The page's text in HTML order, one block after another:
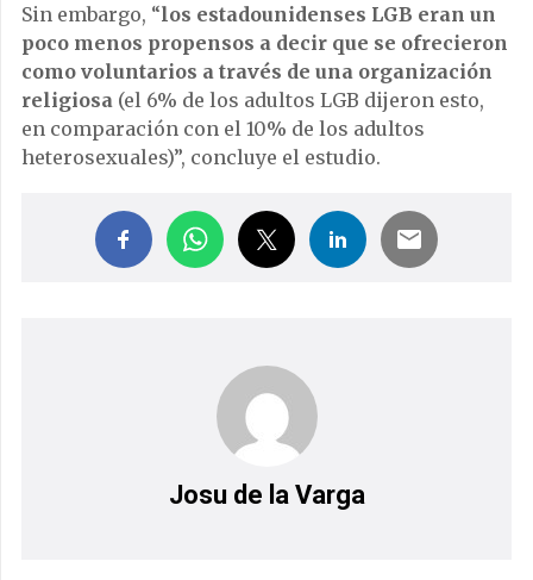
Sin embargo, “los estadounidenses LGB eran un
poco menos propensos a decir que se ofrecieron
como voluntarios a través de una organización
religiosa (el 6% de los adultos LGB dijeron esto,
en comparación con el 10% de los adultos
heterosexuales)”, concluye el estudio.
Josu de la Varga